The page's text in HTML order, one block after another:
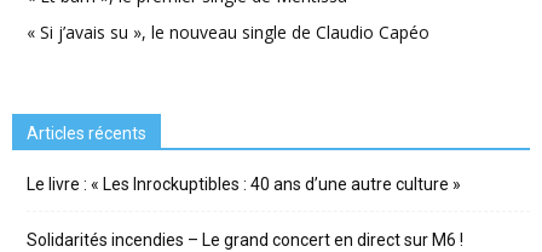
« Si j’avais su », le nouveau single de Claudio Capéo
Articles récents
Le livre : « Les Inrockuptibles : 40 ans d’une autre culture »
Solidarités incendies – Le grand concert en direct sur M6 !